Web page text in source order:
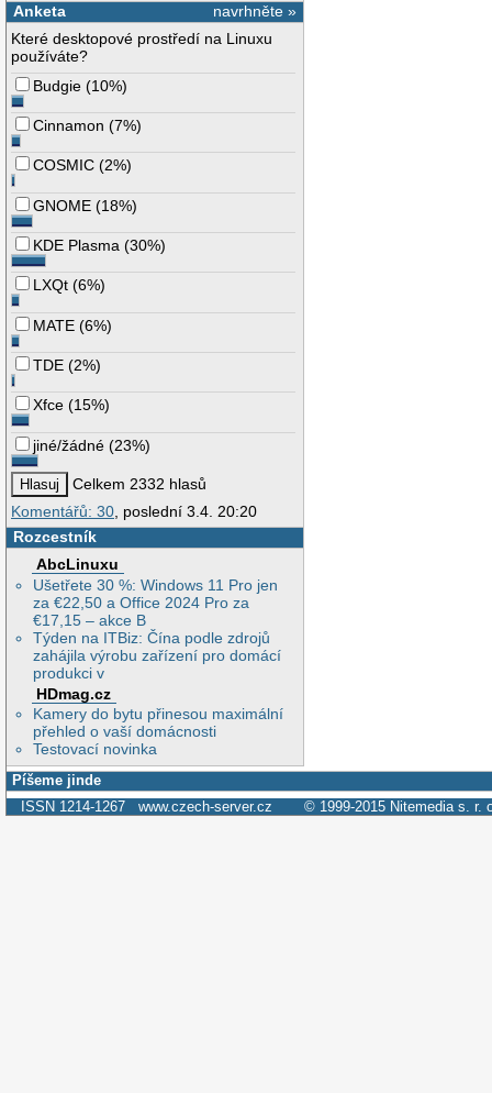
navrhněte »
Anketa
Které desktopové prostředí na Linuxu
používáte?
Budgie (10%)
Cinnamon (7%)
COSMIC (2%)
GNOME (18%)
KDE Plasma (30%)
LXQt (6%)
MATE (6%)
TDE (2%)
Xfce (15%)
jiné/žádné (23%)
Celkem 2332 hlasů
Komentářů: 30, poslední 3.4. 20:20
Rozcestník
AbcLinuxu
Ušetřete 30 %: Windows 11 Pro jen
za €22,50 a Office 2024 Pro za
€17,15 – akce B
Týden na ITBiz: Čína podle zdrojů
zahájila výrobu zařízení pro domácí
produkci v
HDmag.cz
Kamery do bytu přinesou maximální
přehled o vaší domácnosti
Testovací novinka
Píšeme jinde
ISSN 1214-1267 www.czech-server.cz © 1999-2015 Nitemedia s. r.